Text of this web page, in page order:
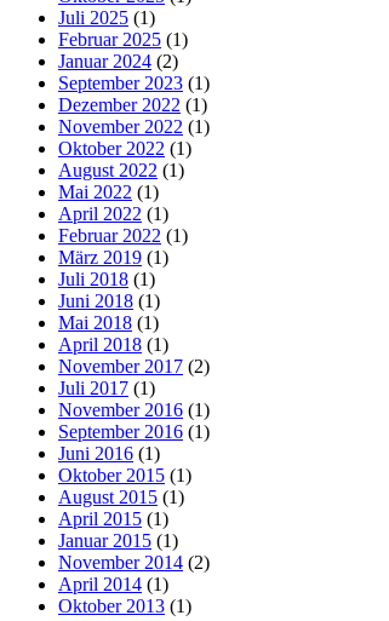
Juli 2025 (1)
Februar 2025 (1)
Januar 2024 (2)
September 2023 (1)
Dezember 2022 (1)
November 2022 (1)
Oktober 2022 (1)
August 2022 (1)
Mai 2022 (1)
April 2022 (1)
Februar 2022 (1)
März 2019 (1)
Juli 2018 (1)
Juni 2018 (1)
Mai 2018 (1)
April 2018 (1)
November 2017 (2)
Juli 2017 (1)
November 2016 (1)
September 2016 (1)
Juni 2016 (1)
Oktober 2015 (1)
August 2015 (1)
April 2015 (1)
Januar 2015 (1)
November 2014 (2)
April 2014 (1)
Oktober 2013 (1)